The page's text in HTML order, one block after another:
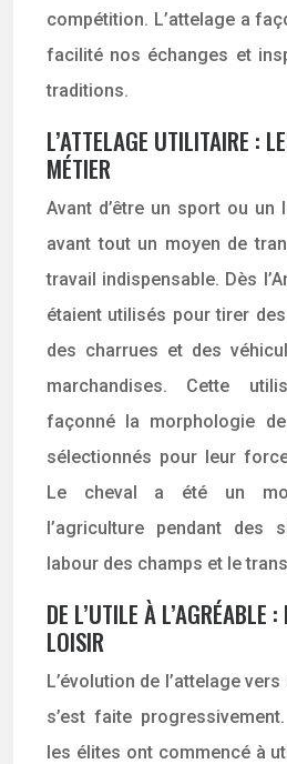
compétition. L’attelage a
facilité nos échanges et
traditions.
L’ATTELAGE UTILITAIRE :
MÉTIER
Avant d’être un sport ou un
avant tout un moyen de
travail indispensable. Dès
étaient utilisés pour tirer
des charrues et des
marchandises. Cette
façonné la morphologie
sélectionnés pour leur
Le cheval a été un
l’agriculture pendant des
labour des champs et le
DE L’UTILE À L’AGRÉABLE :
LOISIR
L’évolution de l’attelage
s’est faite
les élites ont commencé à